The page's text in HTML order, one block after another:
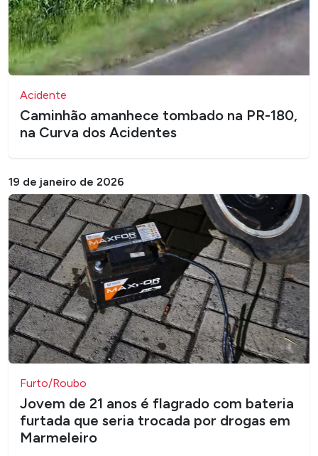
Acidente
Caminhão amanhece tombado na PR-180,
na Curva dos Acidentes
19 de janeiro de 2026
Furto/Roubo
Jovem de 21 anos é flagrado com bateria
furtada que seria trocada por drogas em
Marmeleiro